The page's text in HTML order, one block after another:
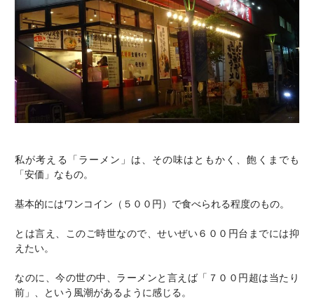
私が考える「ラーメン」は、その味はともかく、飽くまでも
「安価」なもの。
基本的にはワンコイン（５００円）で食べられる程度のもの。
とは言え、このご時世なので、せいぜい６００円台までには抑
えたい。
なのに、今の世の中、ラーメンと言えば「７００円超は当たり
前」、という風潮があるように感じる。